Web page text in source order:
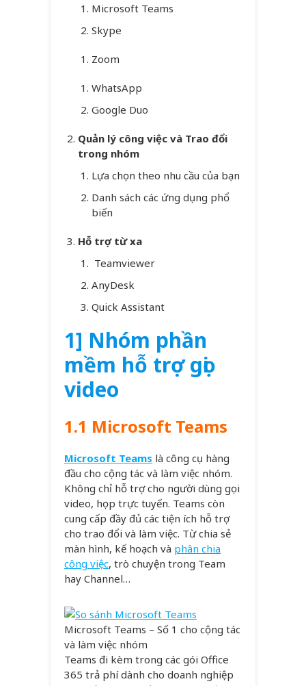
Microsoft Teams
Skype
Zoom
WhatsApp
Google Duo
Quản lý công việc và Trao đổi
trong nhóm
Lựa chọn theo nhu cầu của bạn
Danh sách các ứng dụng phổ
biến
Hỗ trợ từ xa
Teamviewer
AnyDesk
Quick Assistant
1] Nhóm phần
mềm hỗ trợ gọi
video
1.1 Microsoft Teams
Microsoft Teams là công cụ hàng
đầu cho cộng tác và làm việc nhóm.
Không chỉ hỗ trợ cho người dùng gọi
video, họp trực tuyến. Teams còn
cung cấp đầy đủ các tiện ích hỗ trợ
cho trao đổi và làm việc. Từ chia sẻ
màn hình, kế hoạch và phân chia
công việc, trò chuyện trong Team
hay Channel…
Microsoft Teams – Số 1 cho cộng tác
và làm việc nhóm
Teams đi kèm trong các gói Office
365 trả phí dành cho doanh nghiệp